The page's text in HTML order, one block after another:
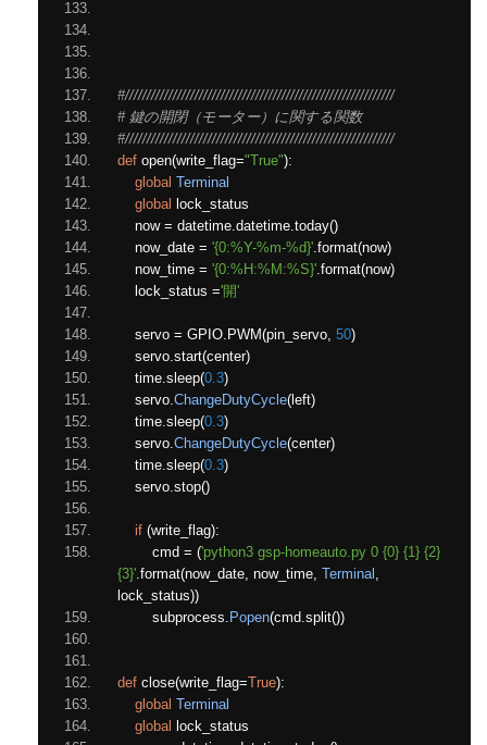
#//////////////////////////////////////////////////////////////
# 鍵の開閉（モーター）に関する関数
#//////////////////////////////////////////////////////////////
def open(write_flag="True"):
global Terminal
global lock_status
    now
= datetime.datetime.today()
    now_date
= '{0:%Y-%m-%d}'.format(now)
    now_time
= '{0:%H:%M:%S}'.format(now)
    lock_status
='開'
    servo
= GPIO. PWM(pin_servo, 50)
    servo
.start(center)
    time
.sleep(0.3)
    servo
.ChangeDutyCycle( left)
    time
.sleep(0.3)
    servo
.ChangeDutyCycle(center)
    time
.sleep(0.3)
    servo
.stop()
if (write_flag):
        cmd
= ('python3 gsp-homeauto.py 0 {0} {1} {2}
{3}'.format(now_date, now_time, Terminal ,
lock_status))
        subprocess
. Popen(cmd.split())
def close(write_flag=True):
global Terminal
global lock_status